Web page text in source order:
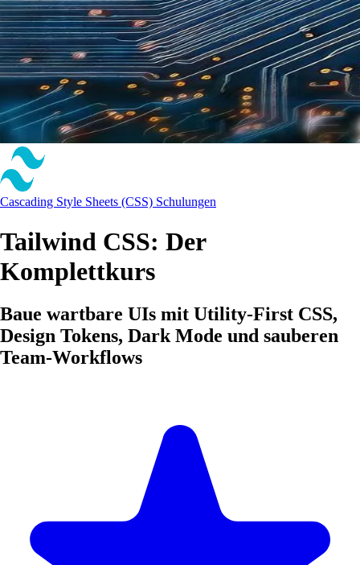
Cascading Style Sheets (CSS) Schulungen
Tailwind CSS: Der
Komplettkurs
Baue wartbare UIs mit Utility-First CSS,
Design Tokens, Dark Mode und sauberen
Team-Workflows